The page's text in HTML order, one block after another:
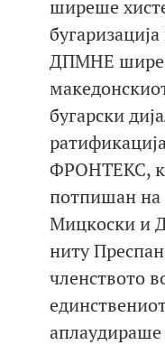
ширеше
ДПМНЕ
бугарски
ФРОНТЕКС,
потпишан на
Мицкоски и
ниту
членството
аплаудираше